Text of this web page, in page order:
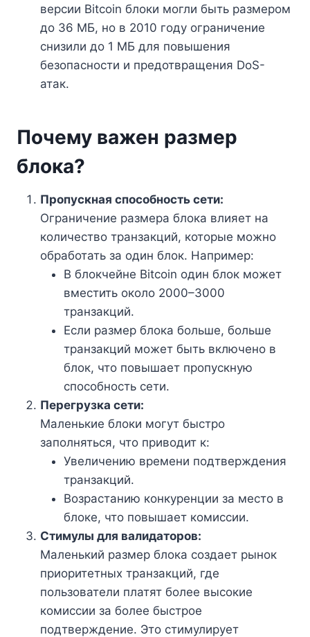
версии Bitcoin блоки могли быть размером
до 36 МБ, но в 2010 году ограничение
снизили до 1 МБ для повышения
безопасности и предотвращения DoS-
атак.
Почему важен размер
блока?
Пропускная способность сети:
Ограничение размера блока влияет на
количество транзакций, которые можно
обработать за один блок. Например:
В блокчейне Bitcoin один блок может
вместить около 2000–3000
транзакций.
Если размер блока больше, больше
транзакций может быть включено в
блок, что повышает пропускную
способность сети.
Перегрузка сети:
Маленькие блоки могут быстро
заполняться, что приводит к:
Увеличению времени подтверждения
транзакций.
Возрастанию конкуренции за место в
блоке, что повышает комиссии.
Стимулы для валидаторов:
Маленький размер блока создает рынок
приоритетных транзакций, где
пользователи платят более высокие
комиссии за более быстрое
подтверждение. Это стимулирует